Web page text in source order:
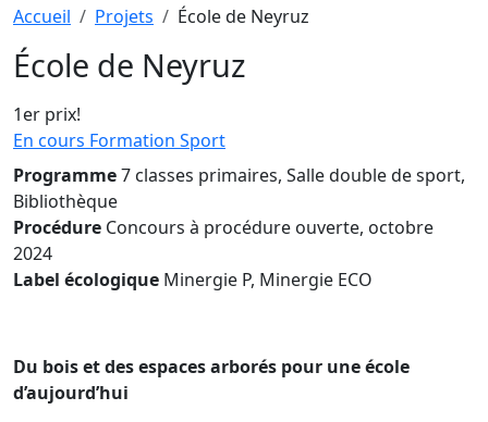
Fil d'Ariane
Accueil Projets École de Neyruz
École de Neyruz
1er prix!
En cours Formation Sport
Programme7 classes primaires, Salle double de sport,
Bibliothèque
Procédure Concours à procédure ouverte, octobre
2024
Label écologique Minergie P, Minergie ECO
Du bois et des espaces arborés pour une école
d’aujourd’hui